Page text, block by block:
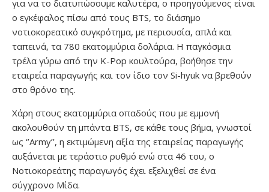
για να το διατυπώσουμε καλυτέρα, ο προηγούμενος είναι
ο εγκέφαλος πίσω από τους BTS, το διάσημο
νοτιοκορεατικό συγκρότημα, με περιουσία, απλά και
ταπεινά, τα 780 εκατομμύρια δολάρια. Η παγκόσμια
τρέλα γύρω από την Κ-Pop κουλτούρα, βοήθησε την
εταιρεία παραγωγής και τον ίδιο τον Si-hyuk να βρεθούν
στο θρόνο της.
Χάρη στους εκατομμύρια οπαδούς που με εμμονή
ακολουθούν τη μπάντα BTS, σε κάθε τους βήμα, γνωστοί
ως ‘’Army’’, η εκτιμώμενη αξία της εταιρείας παραγωγής
αυξάνεται με τεράστιο ρυθμό ενώ στα 46 του, ο
Νοτιοκορεάτης παραγωγός έχει εξελιχθεί σε ένα
σύγχρονο Μίδα.